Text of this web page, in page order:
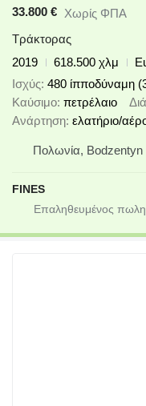
33.800 € Χωρίς ΦΠΑ
Τράκτορας
2019
618.500 χλμ
Ισχύς 480 ίπποδύναμη
Καύσιμο πετρέλαιο
Ανάρτηση ελατήριο/
Πολωνία, Bodzentyn
FINES